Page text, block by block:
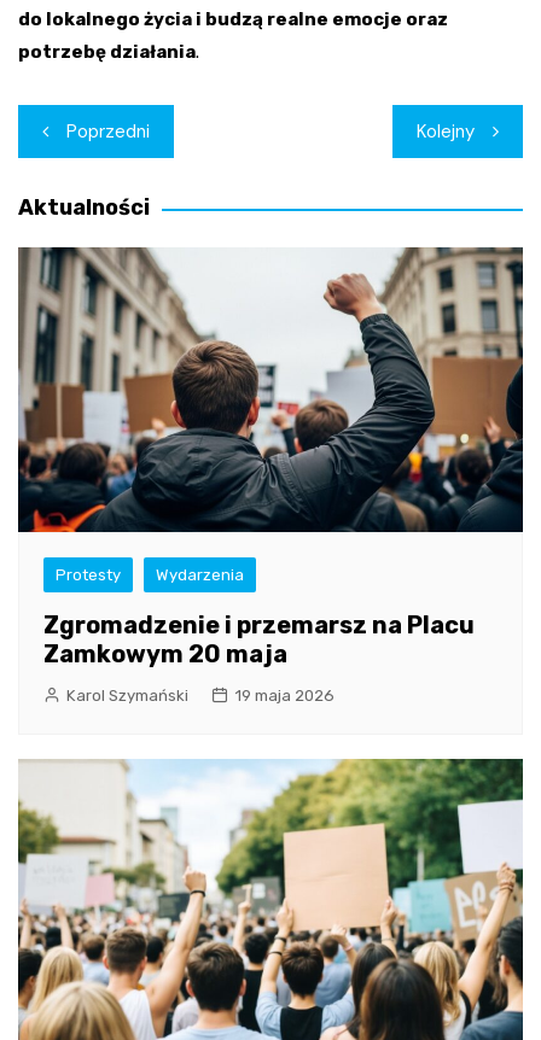
do lokalnego życia i budzą realne emocje oraz
potrzebę działania.
Nawigacja
wpisu
Poprzedni Kolejny
Aktualności
Protesty Wydarzenia
Zgromadzenie i przemarsz na Placu
Zamkowym 20 maja
Karol Szymański 19 maja 2026